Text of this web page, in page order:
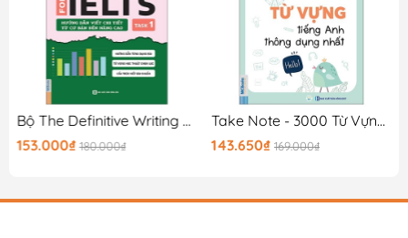
Bộ The Definitive Writing Guide For IELTS - Task 1
153.000₫ 180.000₫
Take Note - 3000 Từ Vựng Tiếng Anh Thông Dụng Nhất
143.650₫ 169.000₫